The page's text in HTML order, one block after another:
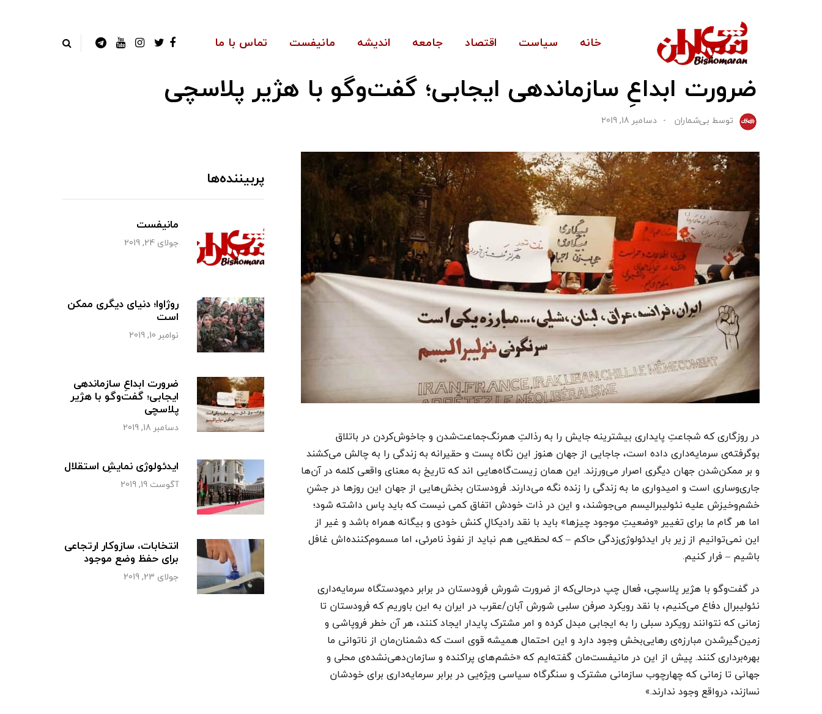
خانه سیاست اقتصاد جامعه اندیشه مانیفست تماس با ما
ضرورت ابداعِ سازماندهی ایجابی؛ گفت‌وگو با هژیر پلاسچی
توسط بی‌شماران دسامبر 18, 2019
در روزگاری که شجاعتِ پایداری بیشترینه جایش را به رذالتِ همرنگ‌جماعت‌شدن و جاخوش‌کردن در باتلاق
بوگرفته‌ی سرمایه‌داری داده است، جاجایی از جهان هنوز این نگاه پست و حقیرانه به زندگی را به چالش می‌کشند
و بر ممکن‌شدن جهان دیگری اصرار می‌ورزند. این همان زیست‌گاه‌هایی اند که تاریخ به معنای واقعی کلمه در آن‌ها
جاری‌وساری است و امیدواری ما به زندگی را زنده نگه می‌دارند. فرودستان بخش‌هایی از جهان این روزها در جشنِ
خشم‌وخیزش علیه نئولیبرالیسم می‌جوشند، و این در ذات خودش اتفاق کمی نیست که باید پاس داشته شود؛
اما هر گام ما برای تغییر «وضعیتِ موجود چیزها» باید با نقد رادیکالِ کنش خودی و بیگانه همراه باشد و غیر از
این نمی‌توانیم از زیر بار ایدئولوژی‌زدگی حاکم – که لحظه‌یی هم نباید از نفوذ نامرئی، اما مسموم‌کننده‌اش غافل
باشیم – فرار کنیم.
در گفت‌وگو با هژیر پلاسچی، فعال چپ درحالی‌که از ضرورت شورش فرودستان در برابر دم‌ودستگاه سرمایه‌داری
نئولیبرال دفاع می‌کنیم، با نقد رویکرد صرفن سلبی شورش آبان/عقرب در ایران به این باوریم که فرودستان تا
زمانی که نتوانند رویکرد سبلی را به ایجابی مبدل کرده و امر مشترک پایدار ایجاد کنند، هر آن خطر فروپاشی و
زمین‌گیرشدن مبارزه‌ی رهایی‌بخش وجود دارد و این احتمال همیشه قوی است که دشمنان‌مان از ناتوانی ما
بهره‌برداری کنند. پیش از این در مانیفست‌مان گفته‌ایم که «خشم‌های پراکنده و سازمان‌دهی‌نشده‌ی محلی و
جهانی تا زمانی که چهارچوب سازمانی مشترک و سنگرگاه سیاسی ویژه‌یی در برابر سرمایه‌داری برای خودشان
نسازند، درواقع وجود ندارند.»
پربیننده‌ها
مانیفست
جولای 24, 2019
روژاوا؛ دنیای دیگری ممکن
است
نوامبر 10, 2019
ضرورت ابداعِ سازماندهی
ایجابی؛ گفت‌وگو با هژیر
پلاسچی
دسامبر 18, 2019
ایدئولوژی نمایشِ استقلال
آگوست 19, 2019
انتخابات، سازوکار ارتجاعی
برای حفظ وضع موجود
جولای 23, 2019